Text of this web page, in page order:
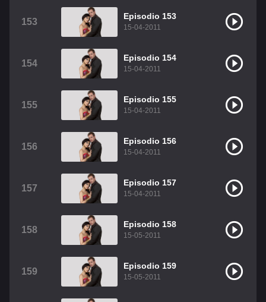
153
Episodio 153
15-04-2011
154
Episodio 154
15-04-2011
155
Episodio 155
15-04-2011
156
Episodio 156
15-04-2011
157
Episodio 157
15-04-2011
158
Episodio 158
15-05-2011
159
Episodio 159
15-05-2011